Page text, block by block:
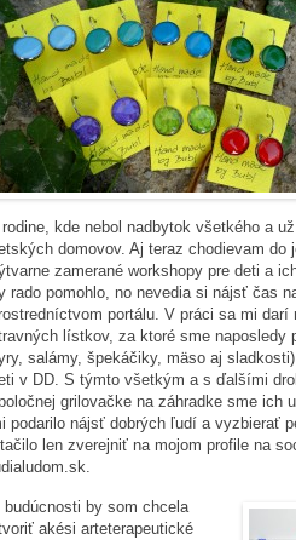
kde nebol nadbytok všetkého a
domovov. Aj teraz chodievam do
zamerané workshopy pre deti a
rado pomohlo, no nevedia si nájsť čas
portálu. V práci sa mi
lístkov, za ktoré sme naposledy
salámy, špekáčiky, mäso aj
v DD. S týmto všetkým a s ďalšími
grilovačke na záhradke sme ich
podarilo nájsť dobrých ľudí a vyzbierať
len zverejniť na mojom profile na
budúcnosti by som chcela
akési arteterapeutické